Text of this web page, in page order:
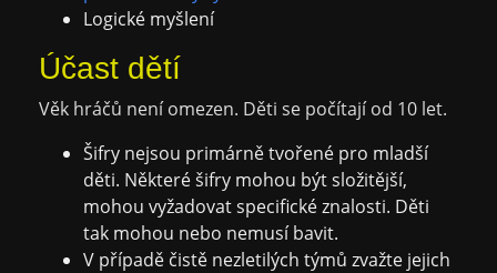
Logické myšlení
Účast dětí
Věk hráčů není omezen. Děti se počítají od 10 let.
Šifry nejsou primárně tvořené pro mladší
děti. Některé šifry mohou být složitější,
mohou vyžadovat specifické znalosti. Děti
tak mohou nebo nemusí bavit.
V případě čistě nezletilých týmů zvažte jejich